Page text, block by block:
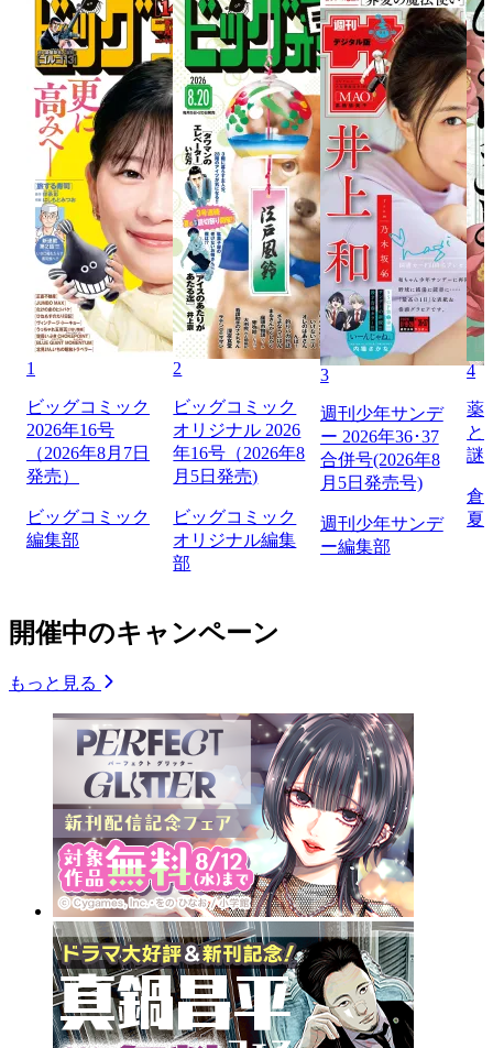
1
ビッグコミック
2026年16号
（2026年8月7日
発売）
ビッグコミック
編集部
2
ビッグコミック
オリジナル 2026
年16号（2026年8
月5日発売)
ビッグコミック
オリジナル編集
部
3
週刊少年サンデ
ー 2026年36･37
合併号(2026年8
月5日発売号)
週刊少年サンデ
ー編集部
4
薬
と
謎
倉
夏
開催中のキャンペーン
もっと見る